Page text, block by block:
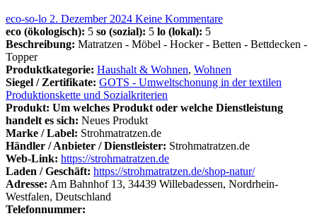
eco-so-lo 2. Dezember 2024 Keine Kommentare
eco (ökologisch): 5 so (sozial): 5 lo (lokal): 5
Beschreibung: Matratzen - Möbel - Hocker - Betten - Bettdecken -
Topper
Produktkategorie: Haushalt & Wohnen, Wohnen
Siegel / Zertifikate: GOTS - Umweltschonung in der textilen
Produktionskette und Sozialkriterien
Produkt: Um welches Produkt oder welche Dienstleistung
handelt es sich: Neues Produkt
Marke / Label: Strohmatratzen.de
Händler / Anbieter / Dienstleister: Strohmatratzen.de
Web-Link: https://strohmatratzen.de
Laden / Geschäft: https://strohmatratzen.de/shop-natur/
Adresse: Am Bahnhof 13, 34439 Willebadessen, Nordrhein-
Westfalen, Deutschland
Telefonnummer: